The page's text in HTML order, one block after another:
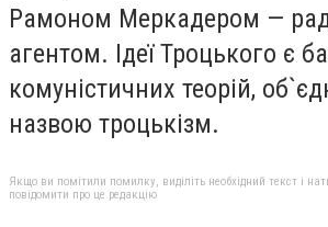
Рамоном Меркадером —
агентом. Ідеї Троцького є
комуністичних теорій,
назвою троцькізм.
Якщо ви помітили помилку, виділіть необхідний текст і
повідомити про це редакцію